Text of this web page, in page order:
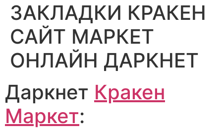
ЗАКЛАДКИ КРАКЕН
САЙТ МАРКЕТ
ОНЛАЙН ДАРКНЕТ
Даркнет Кракен
Маркет: